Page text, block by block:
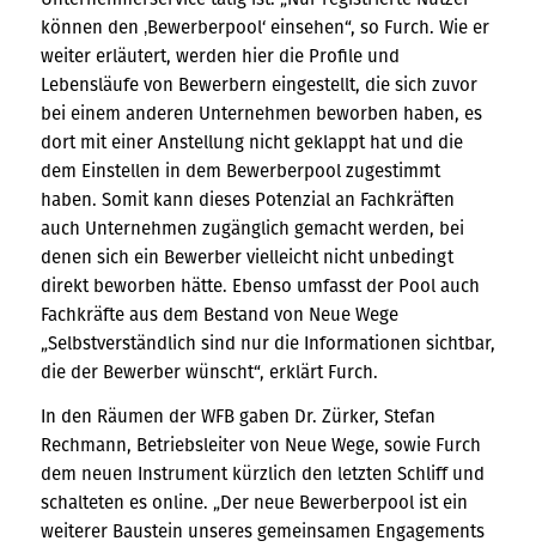
können den ‚Bewerberpool‘ einsehen“, so Furch. Wie er
weiter erläutert, werden hier die Profile und
Lebensläufe von Bewerbern eingestellt, die sich zuvor
bei einem anderen Unternehmen beworben haben, es
dort mit einer Anstellung nicht geklappt hat und die
dem Einstellen in dem Bewerberpool zugestimmt
haben. Somit kann dieses Potenzial an Fachkräften
auch Unternehmen zugänglich gemacht werden, bei
denen sich ein Bewerber vielleicht nicht unbedingt
direkt beworben hätte. Ebenso umfasst der Pool auch
Fachkräfte aus dem Bestand von Neue Wege
„Selbstverständlich sind nur die Informationen sichtbar,
die der Bewerber wünscht“, erklärt Furch.
In den Räumen der WFB gaben Dr. Zürker, Stefan
Rechmann, Betriebsleiter von Neue Wege, sowie Furch
dem neuen Instrument kürzlich den letzten Schliff und
schalteten es online. „Der neue Bewerberpool ist ein
weiterer Baustein unseres gemeinsamen Engagements